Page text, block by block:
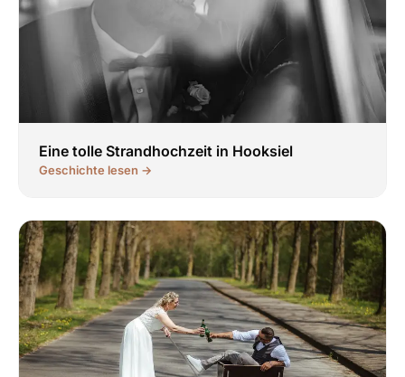
Eine tolle Strandhochzeit in Hooksiel
Geschichte lesen →